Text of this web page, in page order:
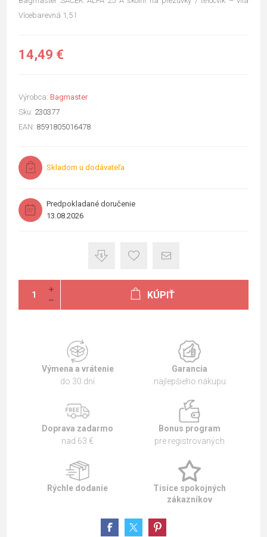
Vícebarevná 1,5 l
14,49 €
Výrobca: Bagmaster
Sku: 230377
EAN: 8591805016478
Skladom u dodávateľa
Predpokladané doručenie
13.08.2026
KÚPIŤ
Výmena a vrátenie
do 30 dní
Garancia
najlepšieho nákupu
Doprava zadarmo
nad 63 €
Bonus program
pre registrovaných
Rýchle dodanie
Tisíce spokojných
zákazníkov